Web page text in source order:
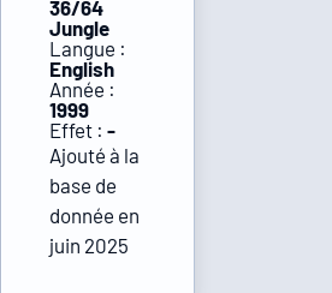
36/64
Jungle
Langue :
English
Année :
1999
Effet : -
Ajouté à la
base de
donnée en
juin 2025